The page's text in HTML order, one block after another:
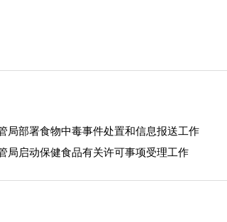
局部署食物中毒事件处置和信息报送工作
局启动保健食品有关许可事项受理工作